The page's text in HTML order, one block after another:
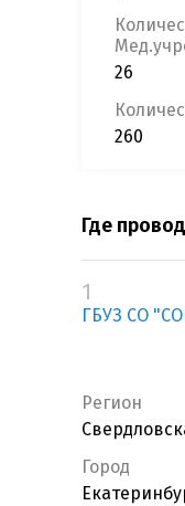
26
260
Где
1
ГБУЗ СО
Регион
Город